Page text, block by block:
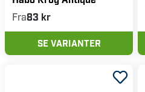
Fra83 kr
SE VARIANTER